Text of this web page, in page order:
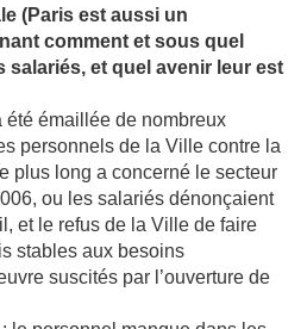
(Paris est aussi un
comment et sous quel
et quel avenir leur est
été émaillée de nombreux
personnels de la Ville contre la
plus long a concerné le secteur
ou les salariés dénonçaient
et le refus de la Ville de faire
stables aux besoins
suscités par l’ouverture de